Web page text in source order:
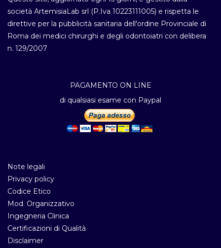
società ArtemisiaLab srl (P.Iva 10223111005) e rispetta le
direttive per la pubblicità sanitaria dell'ordine Provinciale di
Roma dei medici chirurghi e degli odontoiatri con delibera
n. 129/2007
PAGAMENTO ON LINE
di qualsiasi esame con Paypal
Note legali
Privacy policy
Codice Etico
Mod. Organizzativo
Ingegneria Clinica
Certificazioni di Qualità
Disclaimer